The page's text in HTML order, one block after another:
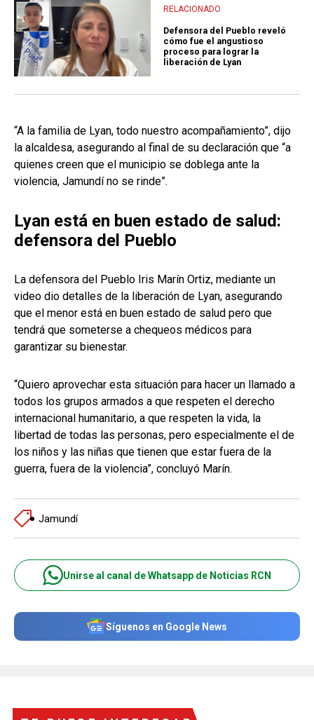
RELACIONADO
Defensora del Pueblo reveló
cómo fue el angustioso
proceso para lograr la
liberación de Lyan
“A la familia de Lyan, todo nuestro acompañamiento”, dijo
la alcaldesa, asegurando al final de su declaración que “a
quienes creen que el municipio se doblega ante la
violencia, Jamundí no se rinde”.
Lyan está en buen estado de salud:
defensora del Pueblo
La defensora del Pueblo Iris Marín Ortiz, mediante un
video dio detalles de la liberación de Lyan, asegurando
que el menor está en buen estado de salud pero que
tendrá que someterse a chequeos médicos para
garantizar su bienestar.
“Quiero aprovechar esta situación para hacer un llamado a
todos los grupos armados a que respeten el derecho
internacional humanitario, a que respeten la vida, la
libertad de todas las personas, pero especialmente el de
los niños y las niñas que tienen que estar fuera de la
guerra, fuera de la violencia”, concluyó Marín.
Jamundí
Unirse al canal de Whatsapp de Noticias RCN
Síguenos en Google News